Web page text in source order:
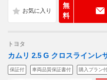
無
料
トヨタ
カムリ 2.5 G クロスライン
保証付 車両品質保証書付 購入プラン